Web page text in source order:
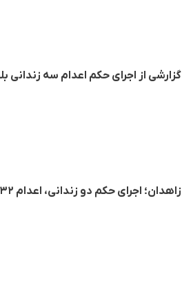
گزارشی از اجرای حکم اعدام سه زندانی
زاهدان؛ اجرای حکم دو زندانی، اعدام ۳۲ زندانی بلوچ در کمتر از شش ماه